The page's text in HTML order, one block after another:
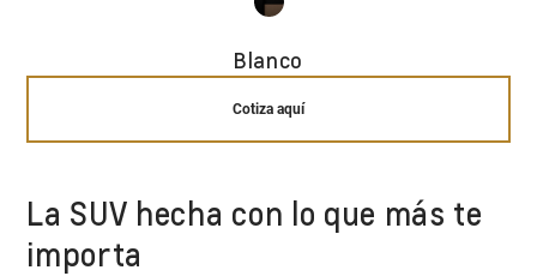
Blanco
Cotiza aquí
La SUV hecha con lo que más te
importa